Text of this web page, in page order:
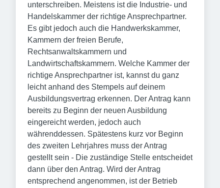
unterschreiben. Meistens ist die Industrie- und
Handelskammer der richtige Ansprechpartner.
Es gibt jedoch auch die Handwerkskammer,
Kammern der freien Berufe,
Rechtsanwaltskammern und
Landwirtschaftskammern. Welche Kammer der
richtige Ansprechpartner ist, kannst du ganz
leicht anhand des Stempels auf deinem
Ausbildungsvertrag erkennen. Der Antrag kann
bereits zu Beginn der neuen Ausbildung
eingereicht werden, jedoch auch
währenddessen. Spätestens kurz vor Beginn
des zweiten Lehrjahres muss der Antrag
gestellt sein - Die zuständige Stelle entscheidet
dann über den Antrag. Wird der Antrag
entsprechend angenommen, ist der Betrieb